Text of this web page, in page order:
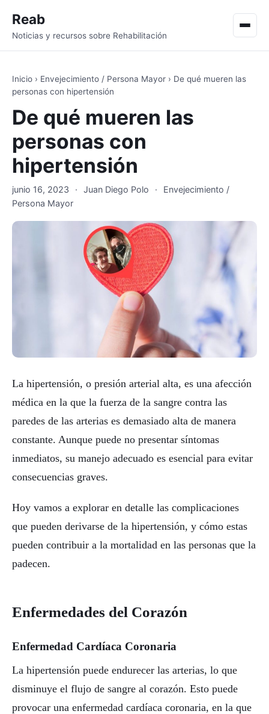
Reab
Noticias y recursos sobre Rehabilitación
Inicio › Envejecimiento / Persona Mayor › De qué mueren las
personas con hipertensión
De qué mueren las
personas con
hipertensión
junio 16, 2023 · Juan Diego Polo ·
Envejecimiento /
Persona Mayor
La hipertensión, o presión arterial alta, es una afección
médica en la que la fuerza de la sangre contra las
paredes de las arterias es demasiado alta de manera
constante. Aunque puede no presentar síntomas
inmediatos, su manejo adecuado es esencial para evitar
consecuencias graves.
Hoy vamos a explorar en detalle las complicaciones
que pueden derivarse de la hipertensión, y cómo estas
pueden contribuir a la mortalidad en las personas que la
padecen.
Enfermedades del Corazón
Enfermedad Cardíaca Coronaria
La hipertensión puede endurecer las arterias, lo que
disminuye el flujo de sangre al corazón. Esto puede
provocar una enfermedad cardíaca coronaria, en la que